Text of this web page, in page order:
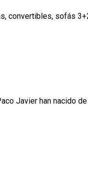
convertibles, sofás
Javier han nacido